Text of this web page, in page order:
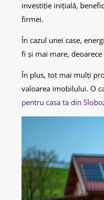
investiție inițială,
firmei.
În cazul unei case,
fi și mai mare,
În plus, tot mai mulți
valoarea imobilului. O
pentru casa ta din